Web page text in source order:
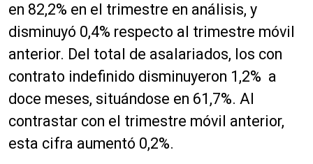
en 82,2% en el trimestre en análisis, y
disminuyó 0,4% respecto al trimestre móvil
anterior. Del total de asalariados, los con
contrato indefinido disminuyeron 1,2% a
doce meses, situándose en 61,7%. Al
contrastar con el trimestre móvil anterior,
esta cifra aumentó 0,2%.